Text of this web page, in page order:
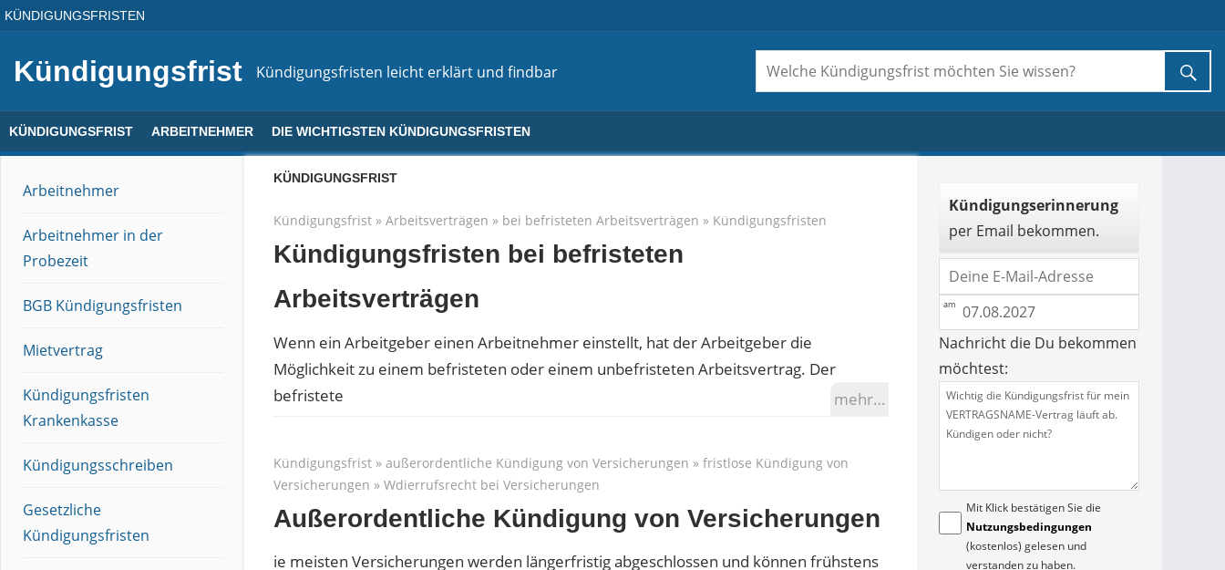
Direkt
Inhalt
KÜNDIGUNGSFRISTEN
Kündigungsfrist Kündigungsfristen leicht erklärt und findbar
KÜNDIGUNGSFRIST ARBEITNEHMER DIE WICHTIGSTEN KÜNDIGUNGSFRISTEN
KÜNDIGUNGSFRIST
Kündigungsfrist» Arbeitsverträgen » bei befristeten Arbeitsverträgen » Kündigungsfristen
Kündigungsfristen bei befristeten
Arbeitsverträgen
Wenn ein Arbeitgeber einen Arbeitnehmer einstellt, hat der Arbeitgeber die
Möglichkeit zu einem befristeten oder einem unbefristeten Arbeitsvertrag. Der
befristete
mehr…
Kündigungsfrist» außerordentliche Kündigung von Versicherungen » fristlose Kündigung von
Versicherungen » Wdierrufsrecht bei Versicherungen
Außerordentliche Kündigung von Versicherungen
ie meisten Versicherungen werden längerfristig abgeschlossen und können frühstens
Arbeitnehmer
Arbeitnehmer in der
Probezeit
BGB Kündigungsfristen
Mietvertrag
Kündigungsfristen
Krankenkasse
Kündigungsschreiben
Gesetzliche
Kündigungsfristen
Kündigungserinnerung
per Email bekommen.
Nachricht die Du bekommen
möchtest:
Mit Klick bestätigen Sie die
Nutzungsbedingungen
(kostenlos) gelesen und
verstanden zu haben.